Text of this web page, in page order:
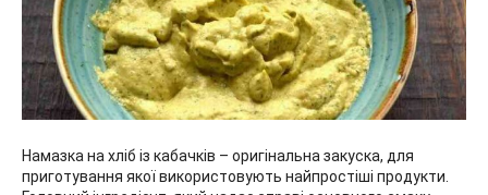
Намазка на хліб із кабачків – оригінальна закуска, для
приготування якої використовують найпростіші продукти.